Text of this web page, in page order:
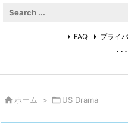
FAQ プライ
 ホーム > US Drama